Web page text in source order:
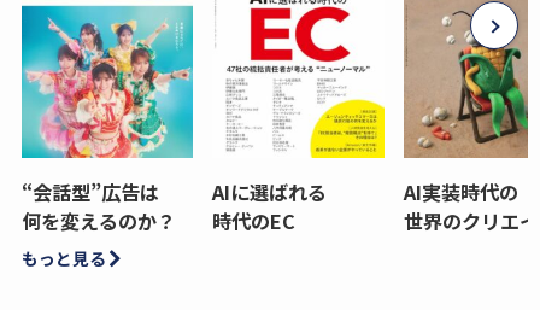
“会話型”広告は
何を変えるのか？
AIに選ばれる
時代のEC
AI実装時代の
世界のクリエ
もっと見る